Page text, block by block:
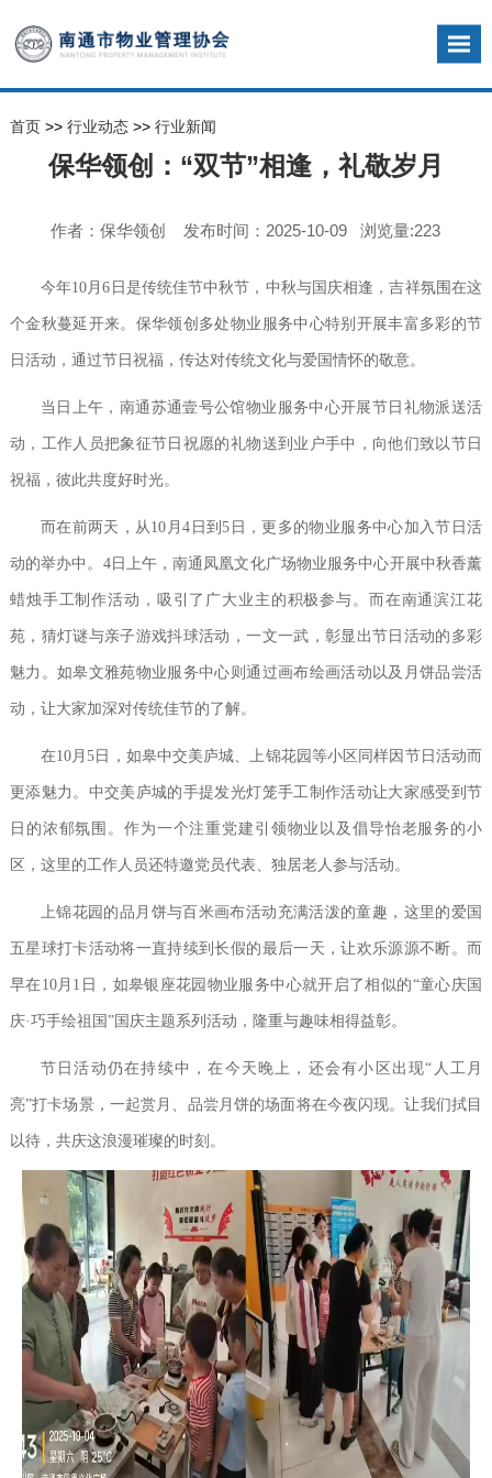
首页>> 行业动态>> 行业新闻
保华领创：“双节”相逢，礼敬岁月
作者：保华领创 发布时间：2025-10-09 浏览量:223
今年10月6日是传统佳节中秋节，中秋与国庆相逢，吉祥氛围在这
个金秋蔓延开来。保华领创多处物业服务中心特别开展丰富多彩的节
日活动，通过节日祝福，传达对传统文化与爱国情怀的敬意。
当日上午，南通苏通壹号公馆物业服务中心开展节日礼物派送活
动，工作人员把象征节日祝愿的礼物送到业户手中，向他们致以节日
祝福，彼此共度好时光。
而在前两天，从10月4日到5日，更多的物业服务中心加入节日活
动的举办中。4日上午，南通凤凰文化广场物业服务中心开展中秋香薰
蜡烛手工制作活动，吸引了广大业主的积极参与。而在南通滨江花
苑，猜灯谜与亲子游戏抖球活动，一文一武，彰显出节日活动的多彩
魅力。如皋文雅苑物业服务中心则通过画布绘画活动以及月饼品尝活
动，让大家加深对传统佳节的了解。
在10月5日，如皋中交美庐城、上锦花园等小区同样因节日活动而
更添魅力。中交美庐城的手提发光灯笼手工制作活动让大家感受到节
日的浓郁氛围。作为一个注重党建引领物业以及倡导怡老服务的小
区，这里的工作人员还特邀党员代表、独居老人参与活动。
上锦花园的品月饼与百米画布活动充满活泼的童趣，这里的爱国
五星球打卡活动将一直持续到长假的最后一天，让欢乐源源不断。而
早在10月1日，如皋银座花园物业服务中心就开启了相似的“童心庆国
庆·巧手绘祖国”国庆主题系列活动，隆重与趣味相得益彰。
节日活动仍在持续中，在今天晚上，还会有小区出现“人工月
亮”打卡场景，一起赏月、品尝月饼的场面将在今夜闪现。让我们拭目
以待，共庆这浪漫璀璨的时刻。